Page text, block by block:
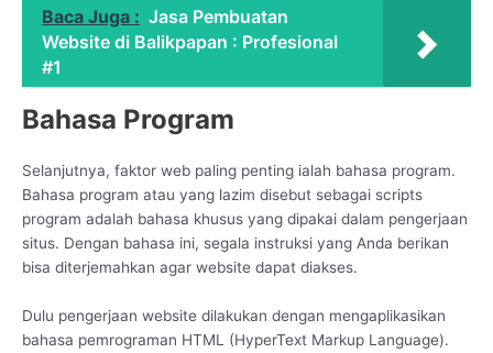
Baca Juga : Jasa Pembuatan
Website di Balikpapan : Profesional
#1
Bahasa Program
Selanjutnya, faktor web paling penting ialah bahasa program.
Bahasa program atau yang lazim disebut sebagai scripts
program adalah bahasa khusus yang dipakai dalam pengerjaan
situs. Dengan bahasa ini, segala instruksi yang Anda berikan
bisa diterjemahkan agar website dapat diakses.
Dulu pengerjaan website dilakukan dengan mengaplikasikan
bahasa pemrograman HTML (HyperText Markup Language).